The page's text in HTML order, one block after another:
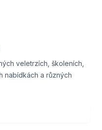
veletrzích, školeních,
nabídkách a různých